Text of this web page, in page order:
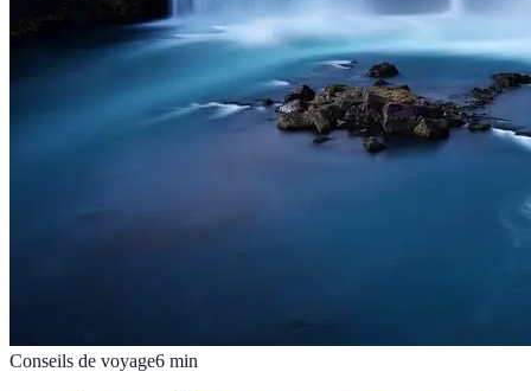
Conseils de voyage6 min